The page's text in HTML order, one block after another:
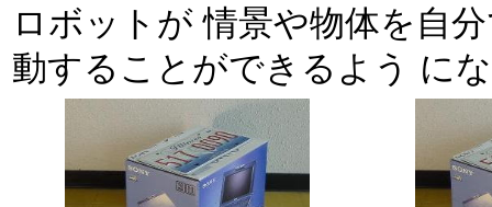
ロボットが 情景や物体を自
動することができるよう に